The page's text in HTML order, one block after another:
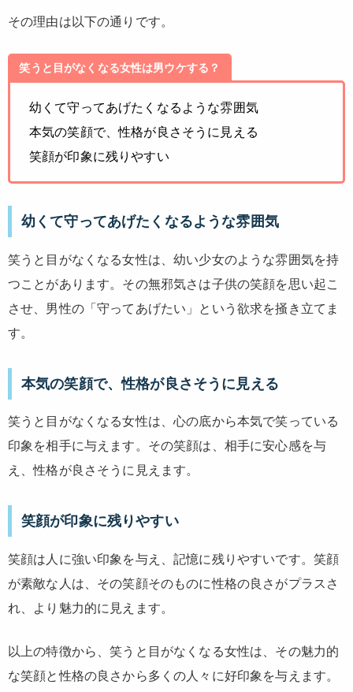
その理由は以下の通りです。
笑うと目がなくなる女性は男ウケする？
幼くて守ってあげたくなるような雰囲気
本気の笑顔で、性格が良さそうに見える
笑顔が印象に残りやすい
幼くて守ってあげたくなるような雰囲気
笑うと目がなくなる女性は、幼い少女のような雰囲気を持
つことがあります。その無邪気さは子供の笑顔を思い起こ
させ、男性の「守ってあげたい」という欲求を掻き立てま
す。
本気の笑顔で、性格が良さそうに見える
笑うと目がなくなる女性は、心の底から本気で笑っている
印象を相手に与えます。その笑顔は、相手に安心感を与
え、性格が良さそうに見えます。
笑顔が印象に残りやすい
笑顔は人に強い印象を与え、記憶に残りやすいです。笑顔
が素敵な人は、その笑顔そのものに性格の良さがプラスさ
れ、より魅力的に見えます。
以上の特徴から、笑うと目がなくなる女性は、その魅力的
な笑顔と性格の良さから多くの人々に好印象を与えます。